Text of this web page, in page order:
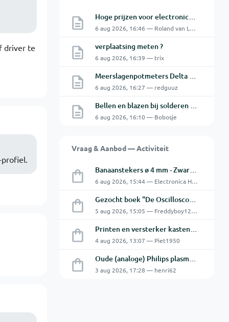
Hoge prijzen voor electronica hobbyisten
6 aug 2026, 16:46 — Roland van Leusden
verplaatsing meten ?
6 aug 2026, 16:39 — trix
Meerslagenpotmeters Delta SM45-70D
6 aug 2026, 16:27 — redguuz
Bellen en blazen bij solderen van Chinese PCBs
6 aug 2026, 16:10 — Bobosje
Vraag & Aanbod — Activiteit
Banaanstekers ø 4 mm - Zwart & Rood - Hirschmann
6 aug 2026, 15:44 — Electronica Hobbyist
Gezocht boek "De Oscilloscoop - Van analoog tot digitaal"
5 aug 2026, 15:05 — Freddyboy1230
Printen en versterker kasten gratis ophalen
4 aug 2026, 13:07 — Piet1950
Oude (analoge) Philips plasma 32" flatscreen.
3 aug 2026, 17:28 — henri62
driver te
profiel.